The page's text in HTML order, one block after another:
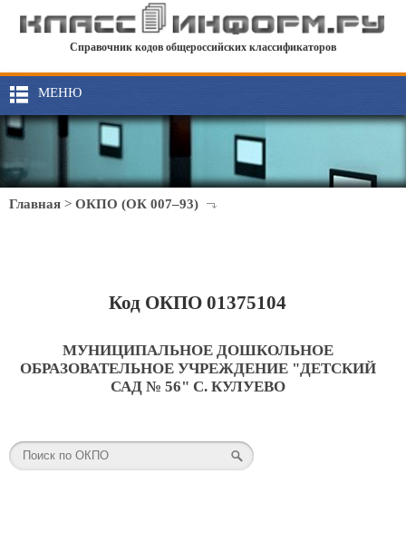
Справочник кодов общероссийских классификаторов
МЕНЮ
Главная > ОКПО (ОК 007–93)
Код ОКПО 01375104
МУНИЦИПАЛЬНОЕ ДОШКОЛЬНОЕ
ОБРАЗОВАТЕЛЬНОЕ УЧРЕЖДЕНИЕ "ДЕТСКИЙ
САД № 56" С. КУЛУЕВО